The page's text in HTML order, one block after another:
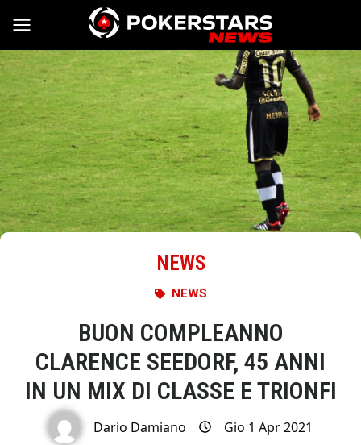
Vai al contenuto
NEWS
NEWS
BUON COMPLEANNO
CLARENCE SEEDORF, 45 ANNI
IN UN MIX DI CLASSE E TRIONFI
Dario Damiano Gio 1 Apr 2021